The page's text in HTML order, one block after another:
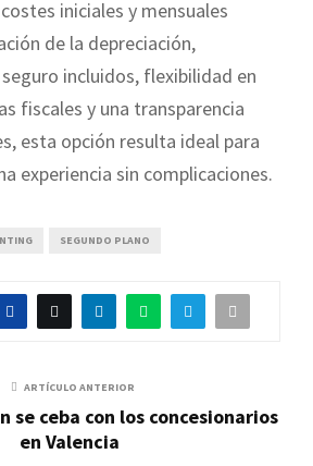
iniciales y mensuales
de la depreciación,
incluidos, flexibilidad en
fiscales y una transparencia
esta opción resulta ideal para
experiencia sin complicaciones.
SEGUNDO PLANO
ARTÍCULO ANTERIOR
se ceba con los concesionarios
en Valencia